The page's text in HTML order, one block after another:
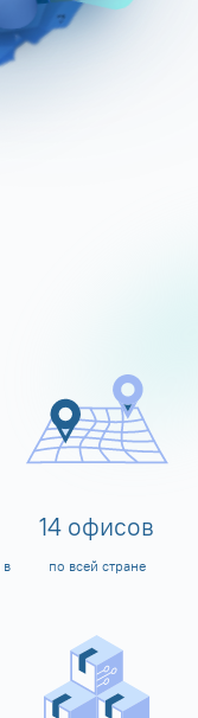
в
14 офисов
по всей стране